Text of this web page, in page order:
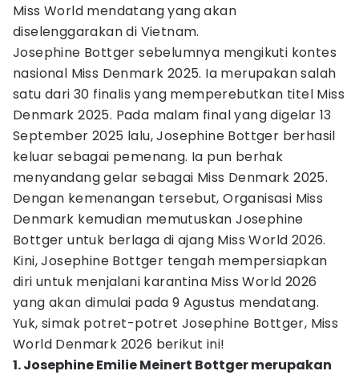
Miss World mendatang yang akan
diselenggarakan di Vietnam.
Josephine Bottger sebelumnya mengikuti kontes
nasional Miss Denmark 2025. Ia merupakan salah
satu dari 30 finalis yang memperebutkan titel Miss
Denmark 2025. Pada malam final yang digelar 13
September 2025 lalu, Josephine Bottger berhasil
keluar sebagai pemenang. Ia pun berhak
menyandang gelar sebagai Miss Denmark 2025.
Dengan kemenangan tersebut, Organisasi Miss
Denmark kemudian memutuskan Josephine
Bottger untuk berlaga di ajang Miss World 2026.
Kini, Josephine Bottger tengah mempersiapkan
diri untuk menjalani karantina Miss World 2026
yang akan dimulai pada 9 Agustus mendatang.
Yuk, simak potret-potret Josephine Bottger, Miss
World Denmark 2026 berikut ini!
1. Josephine Emilie Meinert Bottger merupakan